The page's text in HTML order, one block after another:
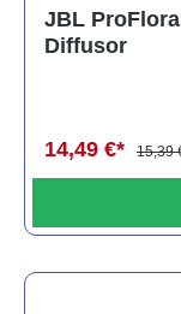
JBL
Diffusor
14,49 €* 15,39